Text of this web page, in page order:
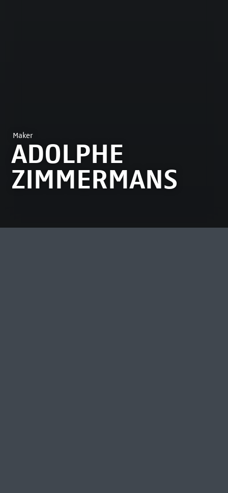
Maker
ADOLPHE
ZIMMERMANS